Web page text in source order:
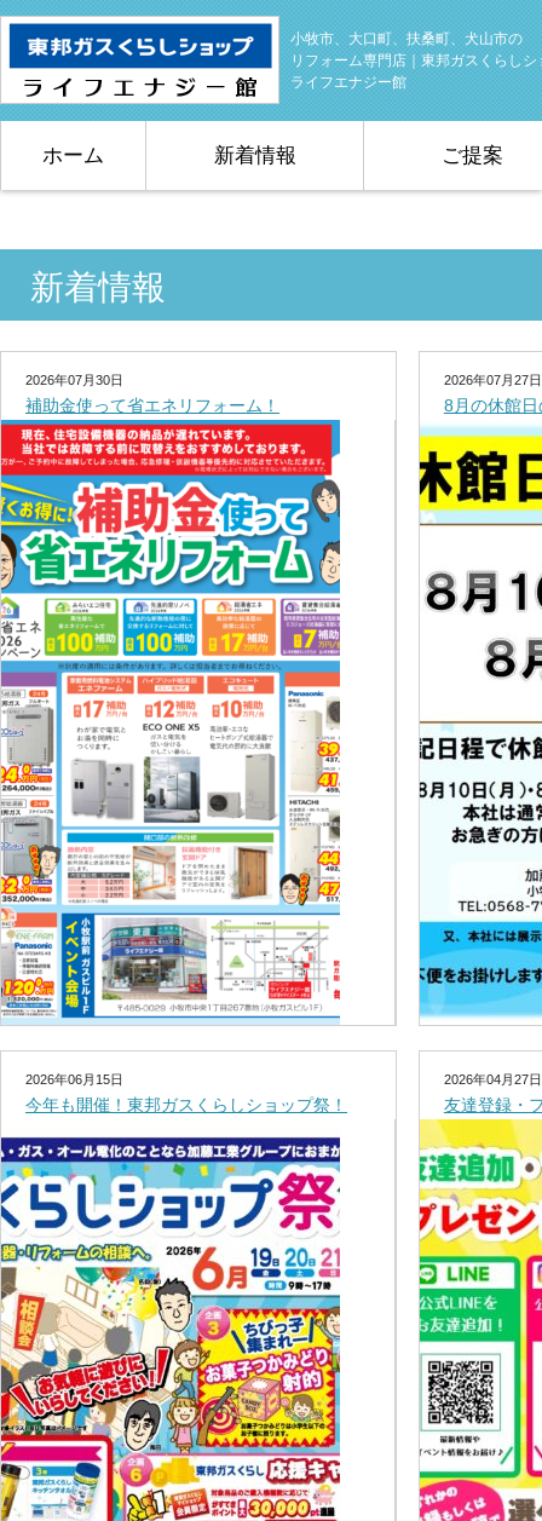
小牧市、大口町、扶桑町、犬山市の
リフォーム専門店｜東邦ガスくらしシ
ライフエナジー館
ホーム 新着情報 ご提案
新着情報
2026年07月30日
補助金使って省エネリフォーム！
2026年07月27日
8月の休館
2026年06月15日
今年も開催！東邦ガスくらしショップ祭！
2026年04月27日
友達登録・